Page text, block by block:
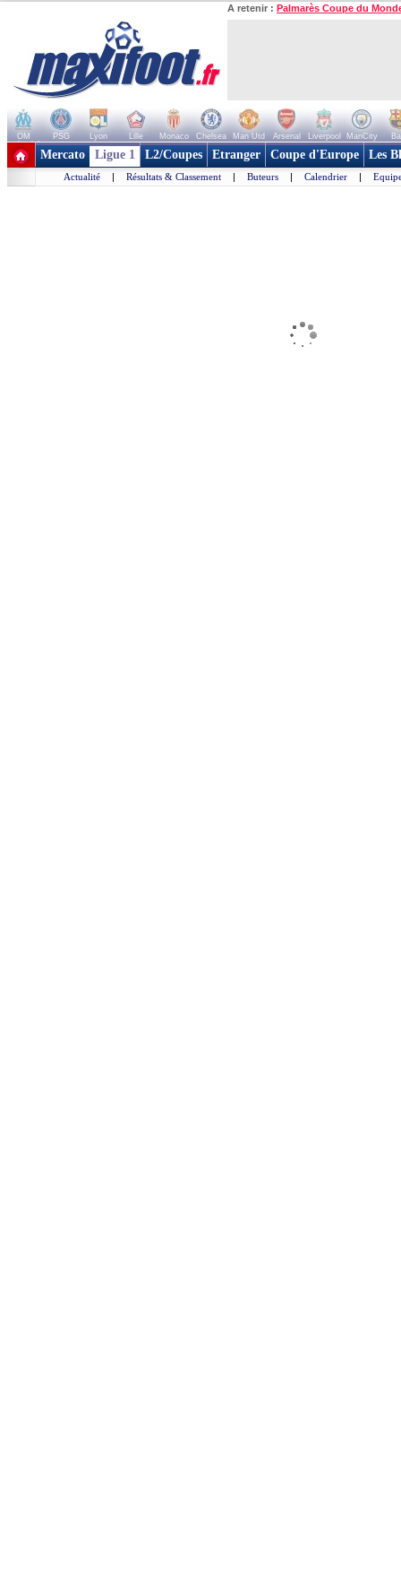
A retenir : Palmarès Coupe du
OM PSG Lyon Lille Monaco Chelsea Man Utd Arsenal Liverpool ManCity
+ de clubs
Mercato Ligue 1 L2/Coupes Etranger Coupe d'Europe Les
Actualité | Résultats & Classement | Buteurs | Calendrier |